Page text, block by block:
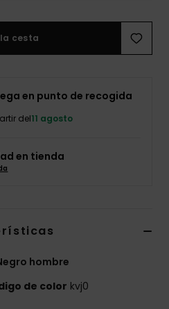
cesta
en punto de recogida
del11 agosto
en tienda
hombre
de color kvj0